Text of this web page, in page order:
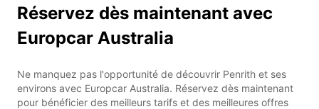
Réservez dès maintenant avec
Europcar Australia
Ne manquez pas l'opportunité de découvrir Penrith et ses
environs avec Europcar Australia. Réservez dès maintenant
pour bénéficier des meilleurs tarifs et des meilleures offres